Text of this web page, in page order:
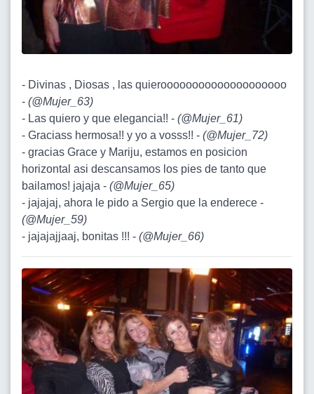
- Divinas , Diosas , las quieroooooooooooooooooooo
- (@Mujer_63)
- Las quiero y que elegancia!! - (@Mujer_61)
- Graciass hermosa!! y yo a vosss!! - (@Mujer_72)
- gracias Grace y Mariju, estamos en posicion
horizontal asi descansamos los pies de tanto que
bailamos! jajaja - (@Mujer_65)
- jajajaj, ahora le pido a Sergio que la enderece -
(@Mujer_59)
- jajajajjaaj, bonitas !!! - (@Mujer_66)